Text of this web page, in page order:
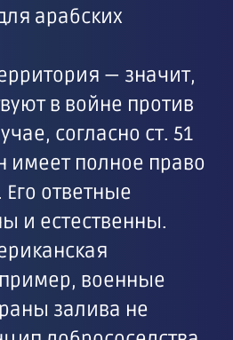
арабских
— значит,
в войне против
согласно ст. 51
имеет полное право
ответные
и естественны.
военные
залива не